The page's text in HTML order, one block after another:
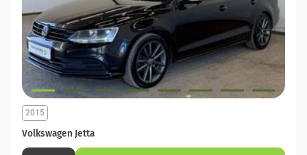
Volkswagen Jetta
2015